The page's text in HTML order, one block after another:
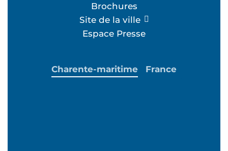
Brochures
Site de la ville
Espace Presse
Charente-maritime France